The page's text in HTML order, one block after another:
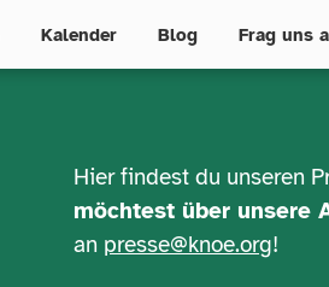
eue
konomie
Kalender Blog Frag uns
Hier findest du unseren
möchtest über unsere
an presse@knoe.org!